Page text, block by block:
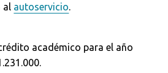
al autoservicio.
académico para el año